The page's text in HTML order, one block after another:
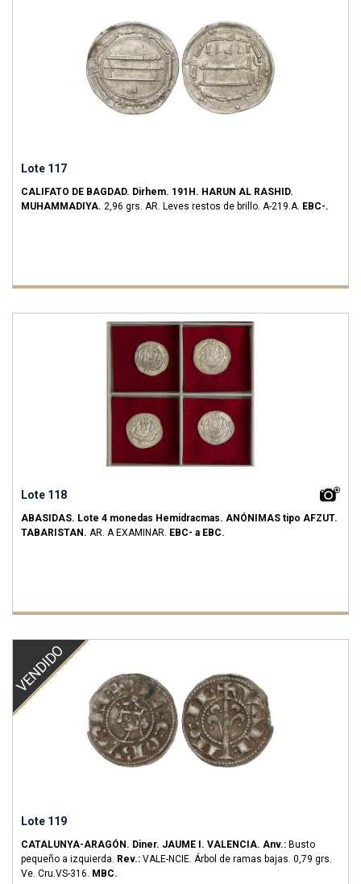
Lote 117
CALIFATO DE BAGDAD. Dirhem. 191H. HARUN AL RASHID.
MUHAMMADIYA. 2,96 grs. AR. Leves restos de brillo. A-219.A. EBC-.
Lote 118
ABASIDAS. Lote 4 monedas Hemidracmas. ANÓNIMAS tipo AFZUT.
TABARISTAN. AR. A EXAMINAR. EBC- a EBC.
VENDIDO
Lote 119
CATALUNYA-ARAGÓN. Diner. JAUME I. VALENCIA. Anv.: Busto
pequeño a izquierda. Rev.: VALE-NCIE. Árbol de ramas bajas. 0,79 grs.
Ve. Cru.VS-316. MBC.